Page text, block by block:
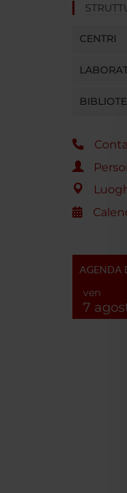
CENTRI
AGENDA
ven
7